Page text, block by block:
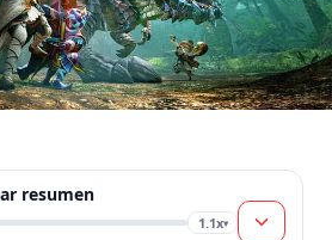
resumen
1.1x▾